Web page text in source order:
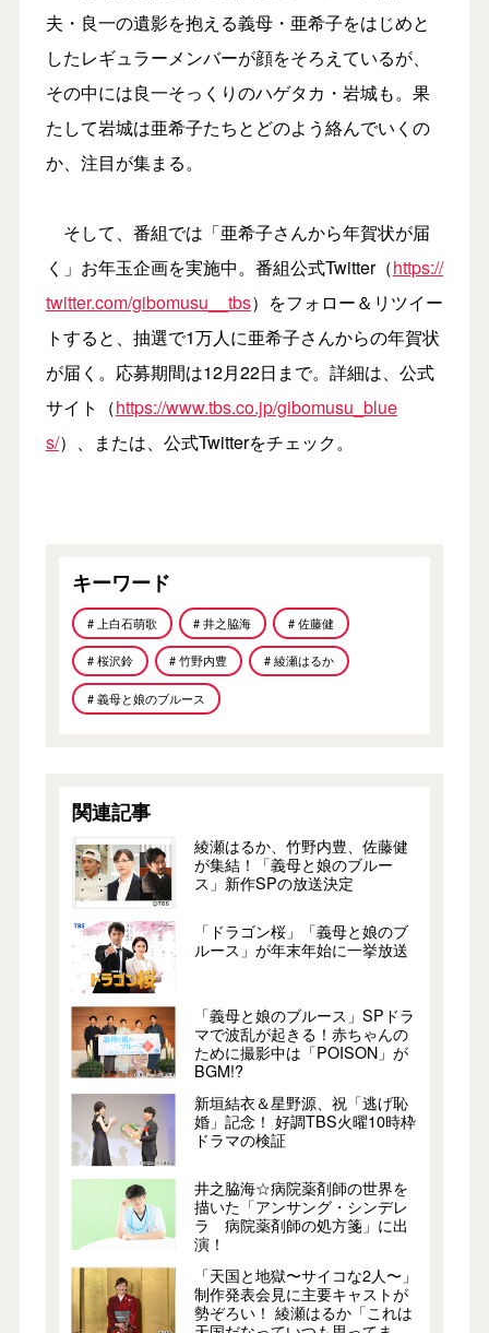
夫・良一の遺影を抱える義母・亜希子をはじめと
したレギュラーメンバーが顔をそろえているが、
その中には良一そっくりのハゲタカ・岩城も。果
たして岩城は亜希子たちとどのよう絡んでいくの
か、注目が集まる。
そして、番組では「亜希子さんから年賀状が届
く」お年玉企画を実施中。番組公式Twitter（https://
twitter.com/gibomusu__tbs）をフォロー＆リツイー
トすると、抽選で1万人に亜希子さんからの年賀状
が届く。応募期間は12月22日まで。詳細は、公式
サイト（https://www.tbs.co.jp/gibomusu_blue
s/）、または、公式Twitterをチェック。
キーワード
# 上白石萌歌 # 井之脇海 # 佐藤健
# 桜沢鈴 # 竹野内豊 # 綾瀬はるか
# 義母と娘のブルース
関連記事
綾瀬はるか、竹野内豊、佐藤健
が集結！「義母と娘のブルー
ス」新作SPの放送決定
「ドラゴン桜」「義母と娘のブ
ルース」が年末年始に一挙放送
「義母と娘のブルース」SPドラ
マで波乱が起きる！赤ちゃんの
ために撮影中は「POISON」が
BGM!?
新垣結衣＆星野源、祝「逃げ恥
婚」記念！ 好調TBS火曜10時枠
ドラマの検証
井之脇海☆病院薬剤師の世界を
描いた「アンサング・シンデレ
ラ 病院薬剤師の処方箋」に出
演！
「天国と地獄〜サイコな2人〜」
制作発表会見に主要キャストが
勢ぞろい！ 綾瀬はるか「これは